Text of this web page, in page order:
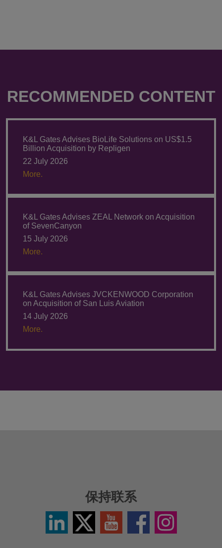
Ho）
RECOMMENDED CONTENT
K&L Gates Advises BioLife Solutions on US$1.5
Billion Acquisition by Repligen
22 July 2026
More.
K&L Gates Advises ZEAL Network on Acquisition
of SevenCanyon
15 July 2026
More.
K&L Gates Advises JVCKENWOOD Corporation
on Acquisition of San Luis Aviation
14 July 2026
More.
保持联系
LinkedInTwitter
Icon
YouTube FacebookInstagram